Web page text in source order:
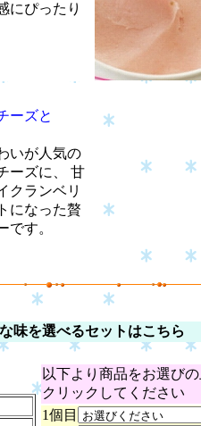
にぴったり
ーズと
いが人気の
ーズに、 甘
クランベリ
になった贅
です。
味を選べるセットはこちら
以下より商品をお選び
クリックしてください
1個目